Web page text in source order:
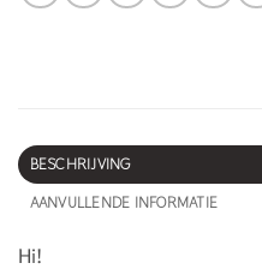
BESCHRIJVING
AANVULLENDE INFORMATIE
Hi!